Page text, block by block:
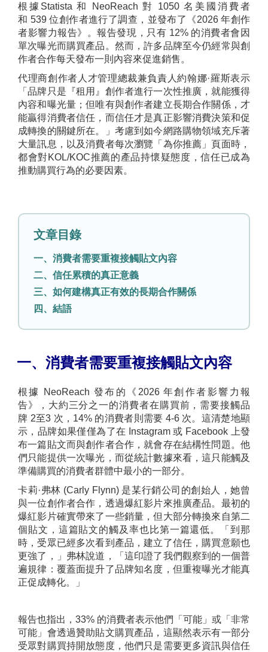
根據Statista 和 NeoReach 對 1050 名美國消費者
和 539 位創作者進行了調查，並發布了《2026 年創作
者影響力報告》。報告發現，只有 12% 的消費者會因
單次曝光而購買產品。然而，許多品牌至今仍經常與創
作者合作每天發布一則內容來促進銷售。
代理商創作者人才管理總裁兼負責人約翰娜·羅斯表示
「品牌只是『租用』創作者進行一次性推廣，就能獲得
內容和曝光量；但唯有與創作者建立長期合作關係，才
能贏得消費者信任，而信任才是真正影響消費決策和促
成轉換的關鍵所在。」 考慮到如今網路購物領域充斥著
大量訊息，以及消費者每次瀏覽「為你推薦」頁面時，
都會對KOL/KOC推薦的產品持懷疑態度，信任已成為
推動購買行為的必要因素。
文章目錄
一、消費者需要重複接觸貼文內容
二、信任累積的真正意義
三、如何建構真正有效的長期合作關係
四、結語
一、消費者需要重複接觸貼文內容
根據 NeoReach 發布的《2026 年創作者影響力報
告》，大約三分之一的消費者在購買前，需要接觸品
牌 2至3 次，14% 的消費者則需要 4-6 次。這清楚地顯
示，品牌如果僅僅為了在 Instagram 或 Facebook 上發
布一篇貼文而與創作者合作，就會存在結構性問題。他
們只能提供一次曝光，而從統計數據來看，這只能觸及
準備購買的消費者群體中最小的一部分。
卡莉·弗林 (Carly Flynn) 是某行銷公司的創始人，她曾
與一位創作者合作，透過爆紅影片來推廣產品。最初的
爆紅影片確實帶來了一些銷量，但大部分轉換來自第二
個貼文，這篇貼文的觸及率也比第一篇還低。
「到那
時，受眾已經多次看到產品，建立了信任，購買意願也
更強了，」弗林說道，「這印證了我們觀察到的一個普
遍規律：覆蓋面提升了品牌知名度，但重複曝光才能真
正促成轉化。」
報告也指出，33% 的消費者表示他們「可能」或「非常
可能」會透過贊助貼文購買產品，這顯然表示有一部分
受眾對購買持開放態度，他們只是需要更多資訊與信任